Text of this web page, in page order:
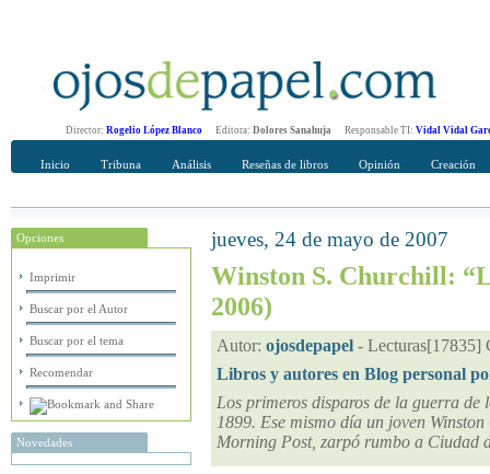
Director: Rogelio López Blanco Editora: Dolores Sanahuja Responsable TI: Vidal Vidal
Inicio Tribuna Análisis Reseñas de libros Opinión Creación
Opciones
Imprimir
Buscar por el Autor
Buscar por el tema
Recomendar
Novedades
Recomendar
jueves, 24 de mayo de 2007
Winston S. Churchill:
2006)
Autor: ojosdepapel - Lecturas[17835]
Libros y autores en Blog personal
Los primeros disparos de la guerra de
1899. Ese mismo día un joven
Morning Post, zarpó rumbo a Ciudad